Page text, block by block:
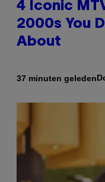
4 Iconic
2000s You
About
37 minuten geleden